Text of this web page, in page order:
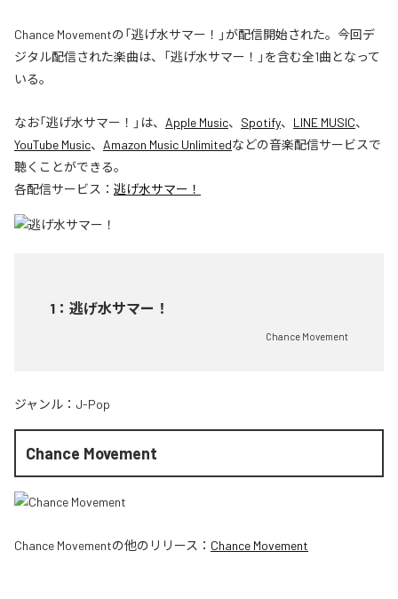
Chance Movementの「逃げ水サマー！」が配信開始された。今回デ
ジタル配信された楽曲は、「逃げ水サマー！」を含む全1曲となって
いる。
なお「逃げ水サマー！ 」は、 Apple Music、 Spotify、 LINE MUSIC、
YouTube Music、 Amazon Music Unlimitedなどの音楽配信サービスで
聴くことができる。
各配信サービス： 逃げ水サマー！
1 ： 逃げ水サマー！
Chance Movement
ジャンル： J-Pop
Chance Movement
Chance Movementの他のリリース： Chance Movement